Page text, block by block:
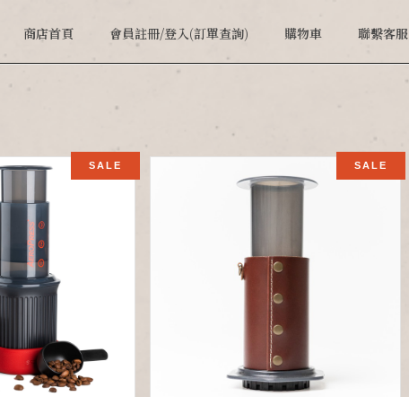
商店首頁 會員註冊/登入(訂單查詢) 購物車 聯繫客服
SALE SALE